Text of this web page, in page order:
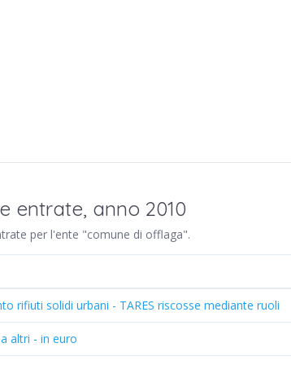
entrate, anno 2010
per l'ente "comune di offlaga".
rifiuti solidi urbani - TARES riscosse mediante ruoli
altri - in euro